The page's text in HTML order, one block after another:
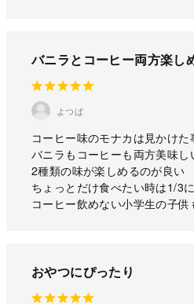
バニラとコーヒー両方楽し
よつば
コーヒー味のモナカは見かけた
バニラもコーヒーも両方美味し
2種類の味が楽しめるのが良い
ちょっとだけ食べたい時は1/3
コーヒー飲めない小学生の子
おやつにぴったり